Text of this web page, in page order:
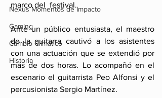
Nexus Momentos de Impacto
Gaming
Cambio Climatico
Historia
marco del  festival.
Ante un público entusiasta, el maestro
de la guitarra cautivó a los asistentes
con una actuación que se extendió por
más de dos horas. Lo acompañó en el
escenario el guitarrista Peo Alfonsi y el
percusionista Sergio Martínez.